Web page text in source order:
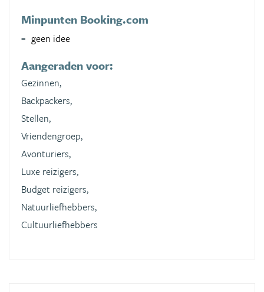
Minpunten Booking.com
geen idee
Aangeraden voor:
Gezinnen,
Backpackers,
Stellen,
Vriendengroep,
Avonturiers,
Luxe reizigers,
Budget reizigers,
Natuurliefhebbers,
Cultuurliefhebbers